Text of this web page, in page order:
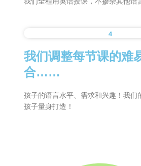
4
我们调整每节课的难
合……
孩子的语言水平、需求和兴趣！我们
孩子量身打造！